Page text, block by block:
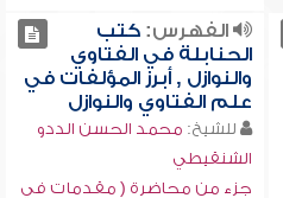
الفهرس:كتب
الحنابلة في الفتاوي
والنوازل , أبرز المؤلفات في
علم الفتاوي والنوازل
للشيخ: محمد الحسن الددو
الشنقيطي
جزء من محاضرة ( مقدمات في